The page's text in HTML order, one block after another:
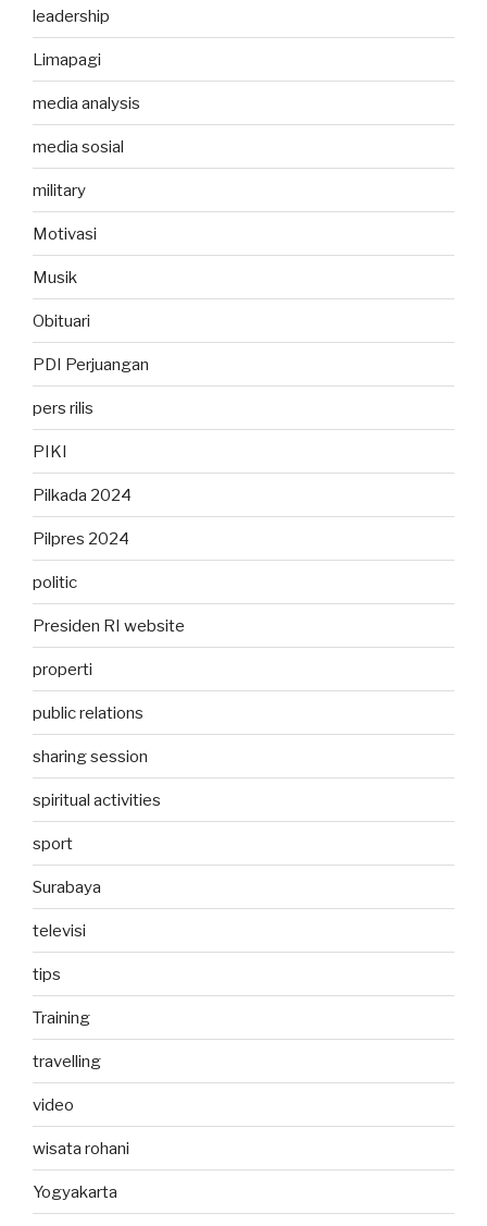
leadership
Limapagi
media analysis
media sosial
military
Motivasi
Musik
Obituari
PDI Perjuangan
pers rilis
PIKI
Pilkada 2024
Pilpres 2024
politic
Presiden RI website
properti
public relations
sharing session
spiritual activities
sport
Surabaya
televisi
tips
Training
travelling
video
wisata rohani
Yogyakarta